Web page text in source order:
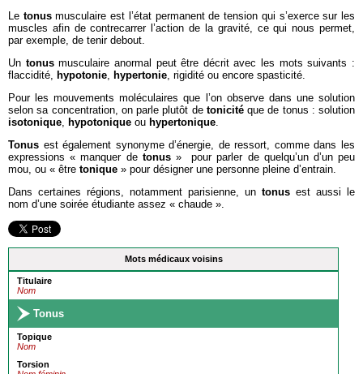
Mots médicaux voisins
Titulaire
Nom
Tonus
Topique
Nom
Torsion
Le tonusmusculaire est l’état permanent de tension qui s’exerce sur les
muscles afin de contrecarrer l’action de la gravité, ce qui nous permet,
par exemple, de tenir debout.
Un tonusmusculaire anormal peut être décrit avec les mots suivants :
flaccidité, hypotonie, hypertonie, rigidité ou encore spasticité.
Pour les mouvements moléculaires que l’on observe dans une solution
selon sa concentration, on parle plutôt de tonicitéque de tonus : solution
isotonique, hypotonique ou hypertonique.
Tonus est également synonyme d’énergie, de ressort, comme dans les
expressions « manquer de tonus» pour parler de quelqu’un d’un peu
mou, ou « être tonique » pour désigner une personne pleine d’entrain.
Dans certaines régions, notamment parisienne, un tonus est aussi le
nom d’une soirée étudiante assez « chaude ».